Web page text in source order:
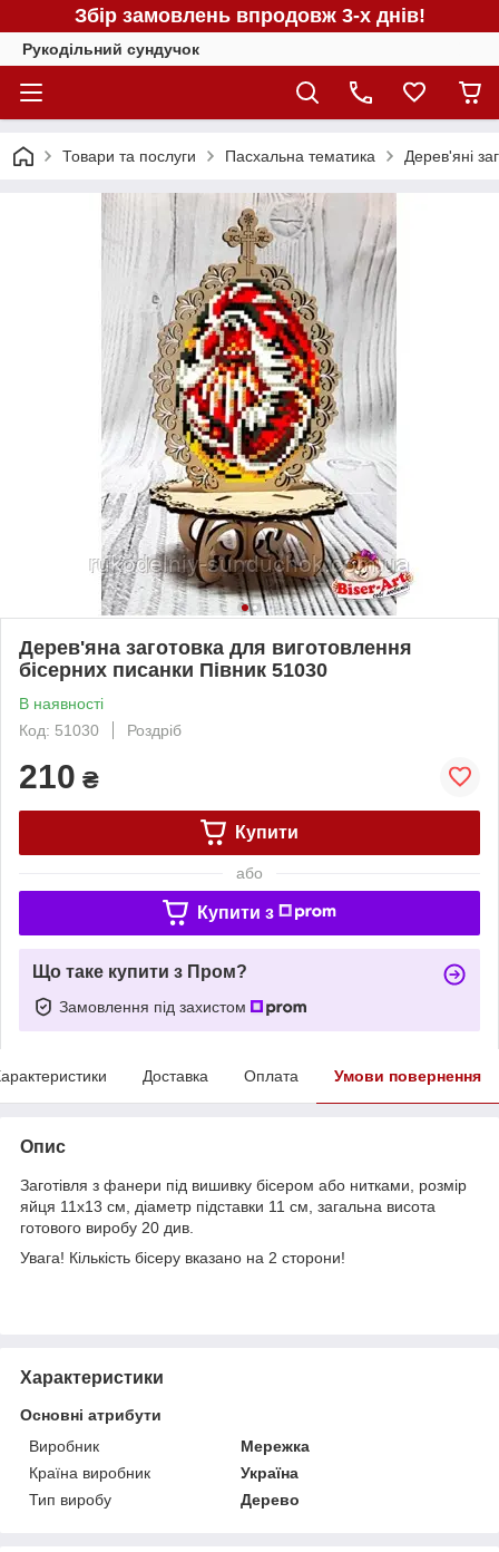
Збір замовлень впродовж 3-х днів!
Рукодільний сундучок
Товари та послуги Пасхальна тематика Дерев'яні
Дерев'яна заготовка для виготовлення
бісерних писанки Півник 51030
В наявності
Код: 51030
Роздріб
210 ₴
Купити
або
Купити з
Що таке купити з Пром?
Замовлення під захистом
Доставка Оплата Умови повернення
Опис
Заготівля з фанери під вишивку бісером або нитками, розмір
яйця 11х13 см, діаметр підставки 11 см, загальна висота
готового виробу 20 див.
Увага! Кількість бісеру вказано на 2 сторони!
Характеристики
Основні атрибути
Виробник
Мережка
Країна виробник
Україна
Тип виробу
Дерево